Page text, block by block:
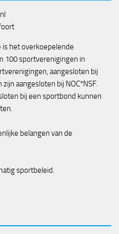
het overkoepelende
100 sportverenigingen in
aangesloten bij
aangesloten bij NOC*NSF.
bij een sportbond kunnen
belangen van de
sportbeleid.